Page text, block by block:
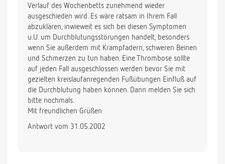
Verlauf des Wochenbetts zunehmend wieder
ausgeschieden wird. Es wäre ratsam in Ihrem Fall
abzuklären, inwieweit es sich bei diesen Symptomen
u.U. um Durchblutungsstörungen handelt, besonders
wenn Sie außerdem mit Krampfadern, schweren Beinen
und Schmerzen zu tun haben. Eine Thrombose sollte
auf jeden Fall ausgeschlossen werden bevor Sie mit
gezielten kreislaufanregenden Fußübungen Einfluß auf
die Durchblutung haben können. Dann melden Sie sich
bitte nochmals.
Mit freundlichen Grüßen
Antwort vom 31.05.2002